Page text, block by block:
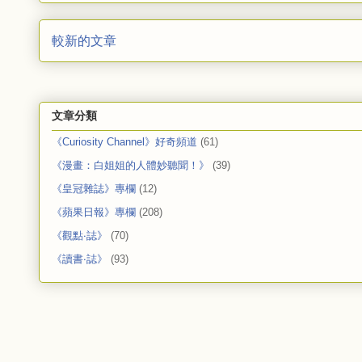
較新的文章
文章分類
《Curiosity Channel》好奇頻道 (61)
《漫畫：白姐姐的人體妙聽聞！》
(39)
《皇冠雜誌》專欄 (12)
《蘋果日報》專欄 (208)
《觀點‧誌》
(70)
《讀書‧誌》
(93)